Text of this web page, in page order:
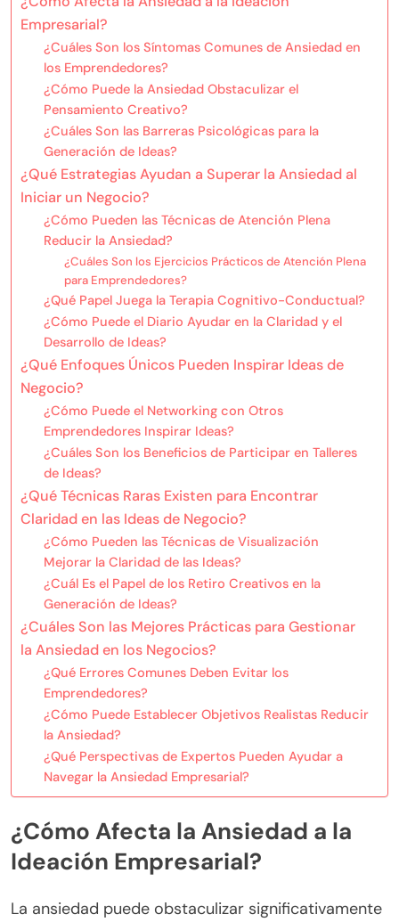
Empresarial?
¿Cuáles Son los Síntomas Comunes de Ansiedad en
los Emprendedores?
¿Cómo Puede la Ansiedad Obstaculizar el
Pensamiento Creativo?
¿Cuáles Son las Barreras Psicológicas para la
Generación de Ideas?
¿Qué Estrategias Ayudan a Superar la Ansiedad al
Iniciar un Negocio?
¿Cómo Pueden las Técnicas de Atención Plena
Reducir la Ansiedad?
¿Cuáles Son los Ejercicios Prácticos de Atención Plena
para Emprendedores?
¿Qué Papel Juega la Terapia Cognitivo-Conductual?
¿Cómo Puede el Diario Ayudar en la Claridad y el
Desarrollo de Ideas?
¿Qué Enfoques Únicos Pueden Inspirar Ideas de
Negocio?
¿Cómo Puede el Networking con Otros
Emprendedores Inspirar Ideas?
¿Cuáles Son los Beneficios de Participar en Talleres
de Ideas?
¿Qué Técnicas Raras Existen para Encontrar
Claridad en las Ideas de Negocio?
¿Cómo Pueden las Técnicas de Visualización
Mejorar la Claridad de las Ideas?
¿Cuál Es el Papel de los Retiro Creativos en la
Generación de Ideas?
¿Cuáles Son las Mejores Prácticas para Gestionar
la Ansiedad en los Negocios?
¿Qué Errores Comunes Deben Evitar los
Emprendedores?
¿Cómo Puede Establecer Objetivos Realistas Reducir
la Ansiedad?
¿Qué Perspectivas de Expertos Pueden Ayudar a
Navegar la Ansiedad Empresarial?
¿Cómo Afecta la Ansiedad a la
Ideación Empresarial?
La ansiedad puede obstaculizar significativamente